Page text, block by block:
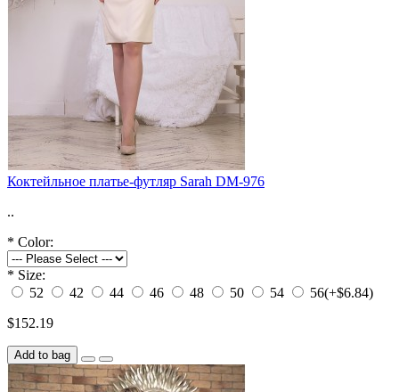
Коктейльное платье-футляр Sarah DM-976
..
* Color:
* Size:
52
42 44 46 48 50 54 56(+$6.84)
$152.19
Add to bag